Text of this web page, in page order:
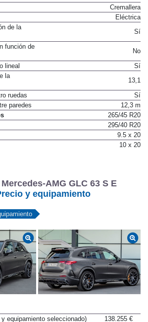
Cremallera
de la
Sí
función de
No
lineal
la
13,1
ruedas
Sí
paredes
12,3 m
265/45 R20
295/40 R20
9.5 x 20
AMG GLC 63 S E
Precio y equipamiento